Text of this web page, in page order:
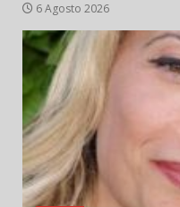
6 Agosto 2026